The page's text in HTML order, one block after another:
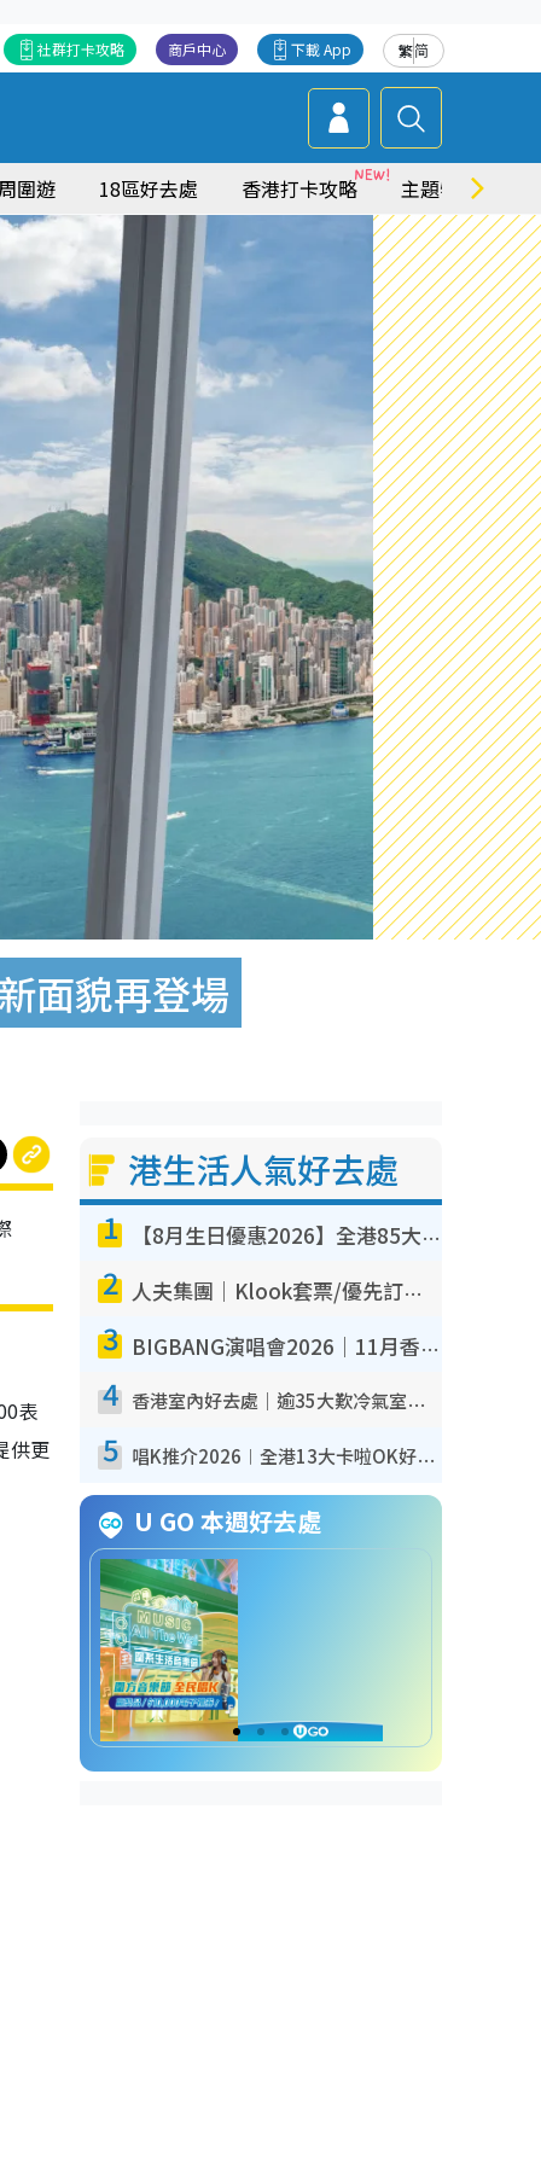
繁简
下載 App
商戶中心
社群打卡攻略
圍遊 18區好去處 香港打卡攻略 主題特集
面貌再登場
表
供更
港生活人氣好去處
1 【8月生日優惠2026】全港85大食買玩著數攻略 自助餐/火鍋放題同行免費＋誠品/DONKI送現金券
2 人夫集團｜Klook套票/優先訂票/公開發售搶飛攻略！附票價.購票連結.場地座位表
3 BIGBANG演唱會2026｜11月香港啟德開3場！實名制VIP申請、優先購票攻略
4 香港室內好去處｜逾35大歎冷氣室內好去處推介 室內活動免費避雨無懼落雨
5 唱K推介2026︱全港13大卡啦OK好去處！最平$36起 日文K都有！(附地址+收費詳情)
U GO 本週好去處